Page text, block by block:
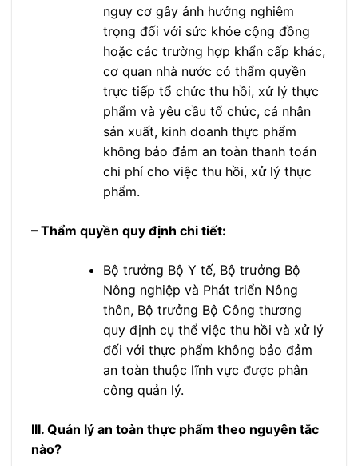
nguy cơ gây ảnh hưởng nghiêm
trọng đối với sức khỏe cộng đồng
hoặc các trường hợp khẩn cấp khác,
cơ quan nhà nước có thẩm quyền
trực tiếp tổ chức thu hồi, xử lý thực
phẩm và yêu cầu tổ chức, cá nhân
sản xuất, kinh doanh thực phẩm
không bảo đảm an toàn thanh toán
chi phí cho việc thu hồi, xử lý thực
phẩm.
– Thẩm quyền quy định chi tiết:
Bộ trưởng Bộ Y tế, Bộ trưởng Bộ
Nông nghiệp và Phát triển Nông
thôn, Bộ trưởng Bộ Công thương
quy định cụ thể việc thu hồi và xử lý
đối với thực phẩm không bảo đảm
an toàn thuộc lĩnh vực được phân
công quản lý.
III. Quản lý an toàn thực phẩm theo nguyên tắc
nào?